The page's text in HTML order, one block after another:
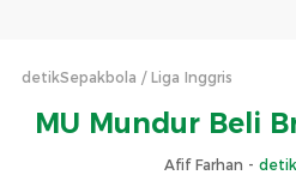
detikSepakbola Liga Inggris
MU Mundur Beli
Afif Farhan -